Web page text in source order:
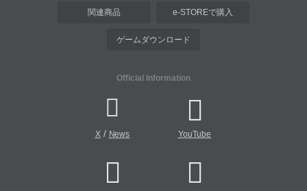
関連商品 e-STOREで購入
ゲームダウンロード
Official Information
X/ News YouTube